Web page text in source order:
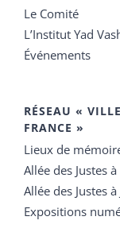
Le Comité
L’Institut Yad
Événements
RÉSEAU «
FRANCE »
Lieux de
Allée des Justes
Allée des Justes
Expositions